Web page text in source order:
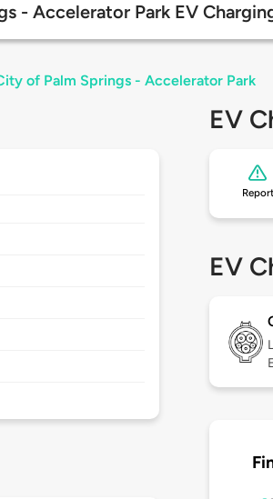
- Accelerator Park EV
of Palm Springs - Accelerator Park
EV
Report
EV